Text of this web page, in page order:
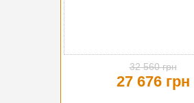
32 560 грн
27 676 грн